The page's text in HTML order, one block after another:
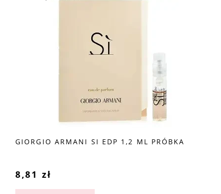
GIORGIO ARMANI SI EDP 1,2 ML PRÓBKA
8,81 zł